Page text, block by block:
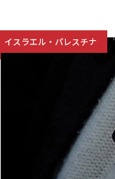
イスラエル・パレスチナ